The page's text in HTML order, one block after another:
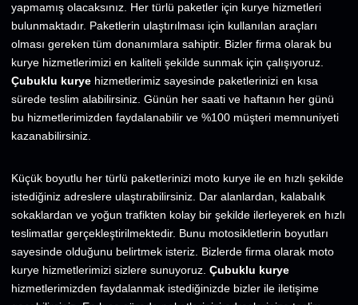
yapmamış olacaksınız. Her türlü paketler için kurye hizmetleri
bulunmaktadır. Paketlerin ulaştırılması için kullanılan araçları
olması gereken tüm donanımlara sahiptir. Bizler firma olarak bu
kurye hizmetlerimizi en kaliteli şekilde sunmak için çalışıyoruz.
Çubuklu kurye hizmetlerimiz sayesinde paketlerinizi en kısa
sürede teslim alabilirsiniz. Günün her saati ve haftanın her günü
bu hizmetlerimizden faydalanabilir ve %100 müşteri memnuniyeti
kazanabilirsiniz.
Küçük boyutlu her türlü paketlerinizi moto kurye ile en hızlı şekilde
istediğiniz adreslere ulaştırabilirsiniz. Dar alanlardan, kalabalık
sokaklardan ve yoğun trafikten kolay bir şekilde ilerleyerek en hızlı
teslimatlar gerçekleştirilmektedir. Bunu motosikletlerin boyutları
sayesinde olduğunu belirtmek isteriz. Bizlerde firma olarak moto
kurye hizmetlerimizi sizlere sunuyoruz. Çubuklu kurye
hizmetlerimizden faydalanmak istediğinizde bizler ile iletişime